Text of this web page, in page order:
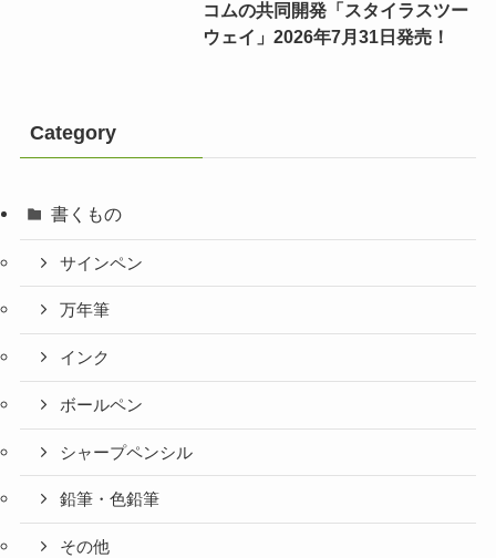
コムの共同開発「スタイラスツー
ウェイ」2026年7月31日発売！
Category
書くもの
サインペン
万年筆
インク
ボールペン
シャープペンシル
鉛筆・色鉛筆
その他